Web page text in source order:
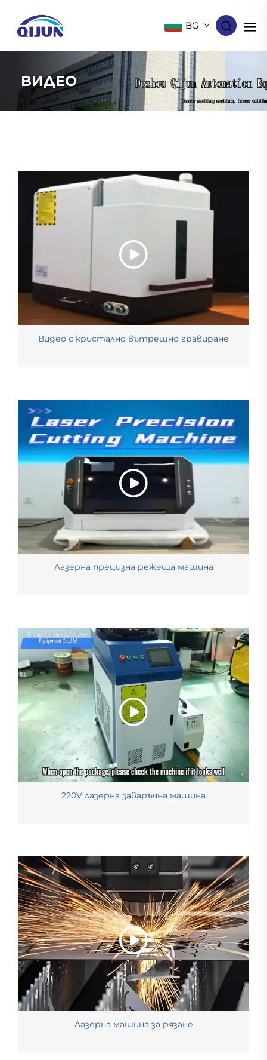
BG
ВИДЕО
Видео с кристално вътрешно гравиране
Лазерна прецизна режеща машина
220V лазерна заваръчна машина
Лазерна машина за рязане